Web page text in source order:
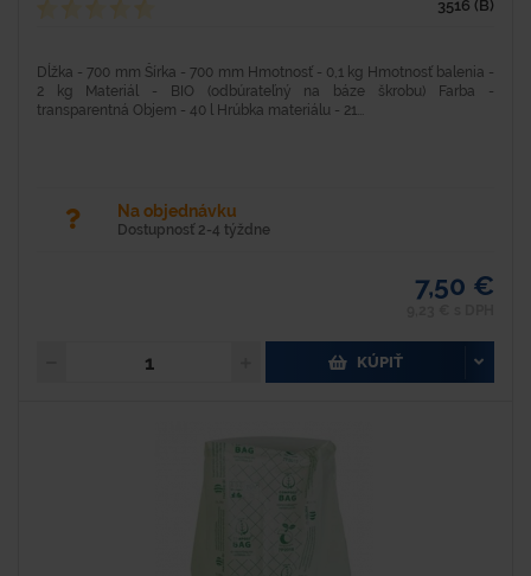
3516 (B)
Dĺžka - 700 mm Šírka - 700 mm Hmotnosť - 0,1 kg Hmotnosť balenia -
2 kg Materiál - BIO (odbúrateľný na báze škrobu) Farba -
transparentná Objem - 40 l Hrúbka materiálu - 21...
Na objednávku
Dostupnosť 2-4 týždne
7,50 €
KÚPIŤ